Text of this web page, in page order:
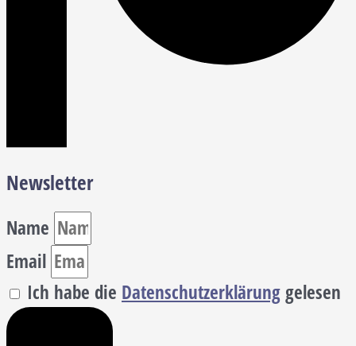
Newsletter
Name
Email
Ich habe die Datenschutzerklärunggelesen